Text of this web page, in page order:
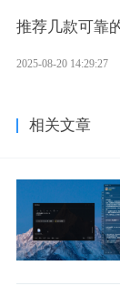
推荐几款可靠
2025-08-20 14:29:27
相关文章